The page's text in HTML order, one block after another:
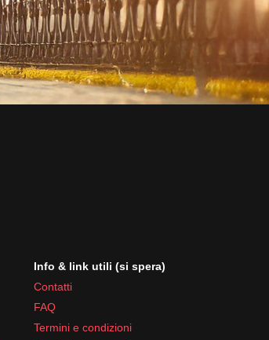
Info & link utili (si spera)
Contatti
FAQ
Termini e condizioni